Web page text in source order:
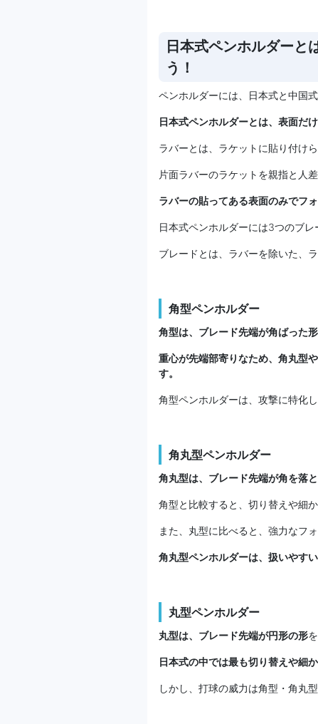
日本式ペンホルダーと
う！
ペンホルダーには、日本式と中国
日本式ペンホルダーとは、表面だ
ラバーとは、ラケットに貼り付け
片面ラバーのラケットを親指と人
ラバーの貼ってある表面のみでフ
日本式ペンホルダーには3つのブレ
ブレードとは、ラバーを除いた、
角型ペンホルダー
角型は、ブレード先端が角ばった形
重心が先端部寄りなため、角丸型
す。
角型ペンホルダーは、攻撃に特化し
角丸型ペンホルダー
角丸型は、ブレード先端が角を落
角型と比較すると、切り替えや細
また、丸型に比べると、強力なフ
角丸型ペンホルダーは、扱いやす
丸型ペンホルダー
丸型は、ブレード先端が円形の形
日本式の中では最も切り替えや細
しかし、打球の威力は角型・角丸